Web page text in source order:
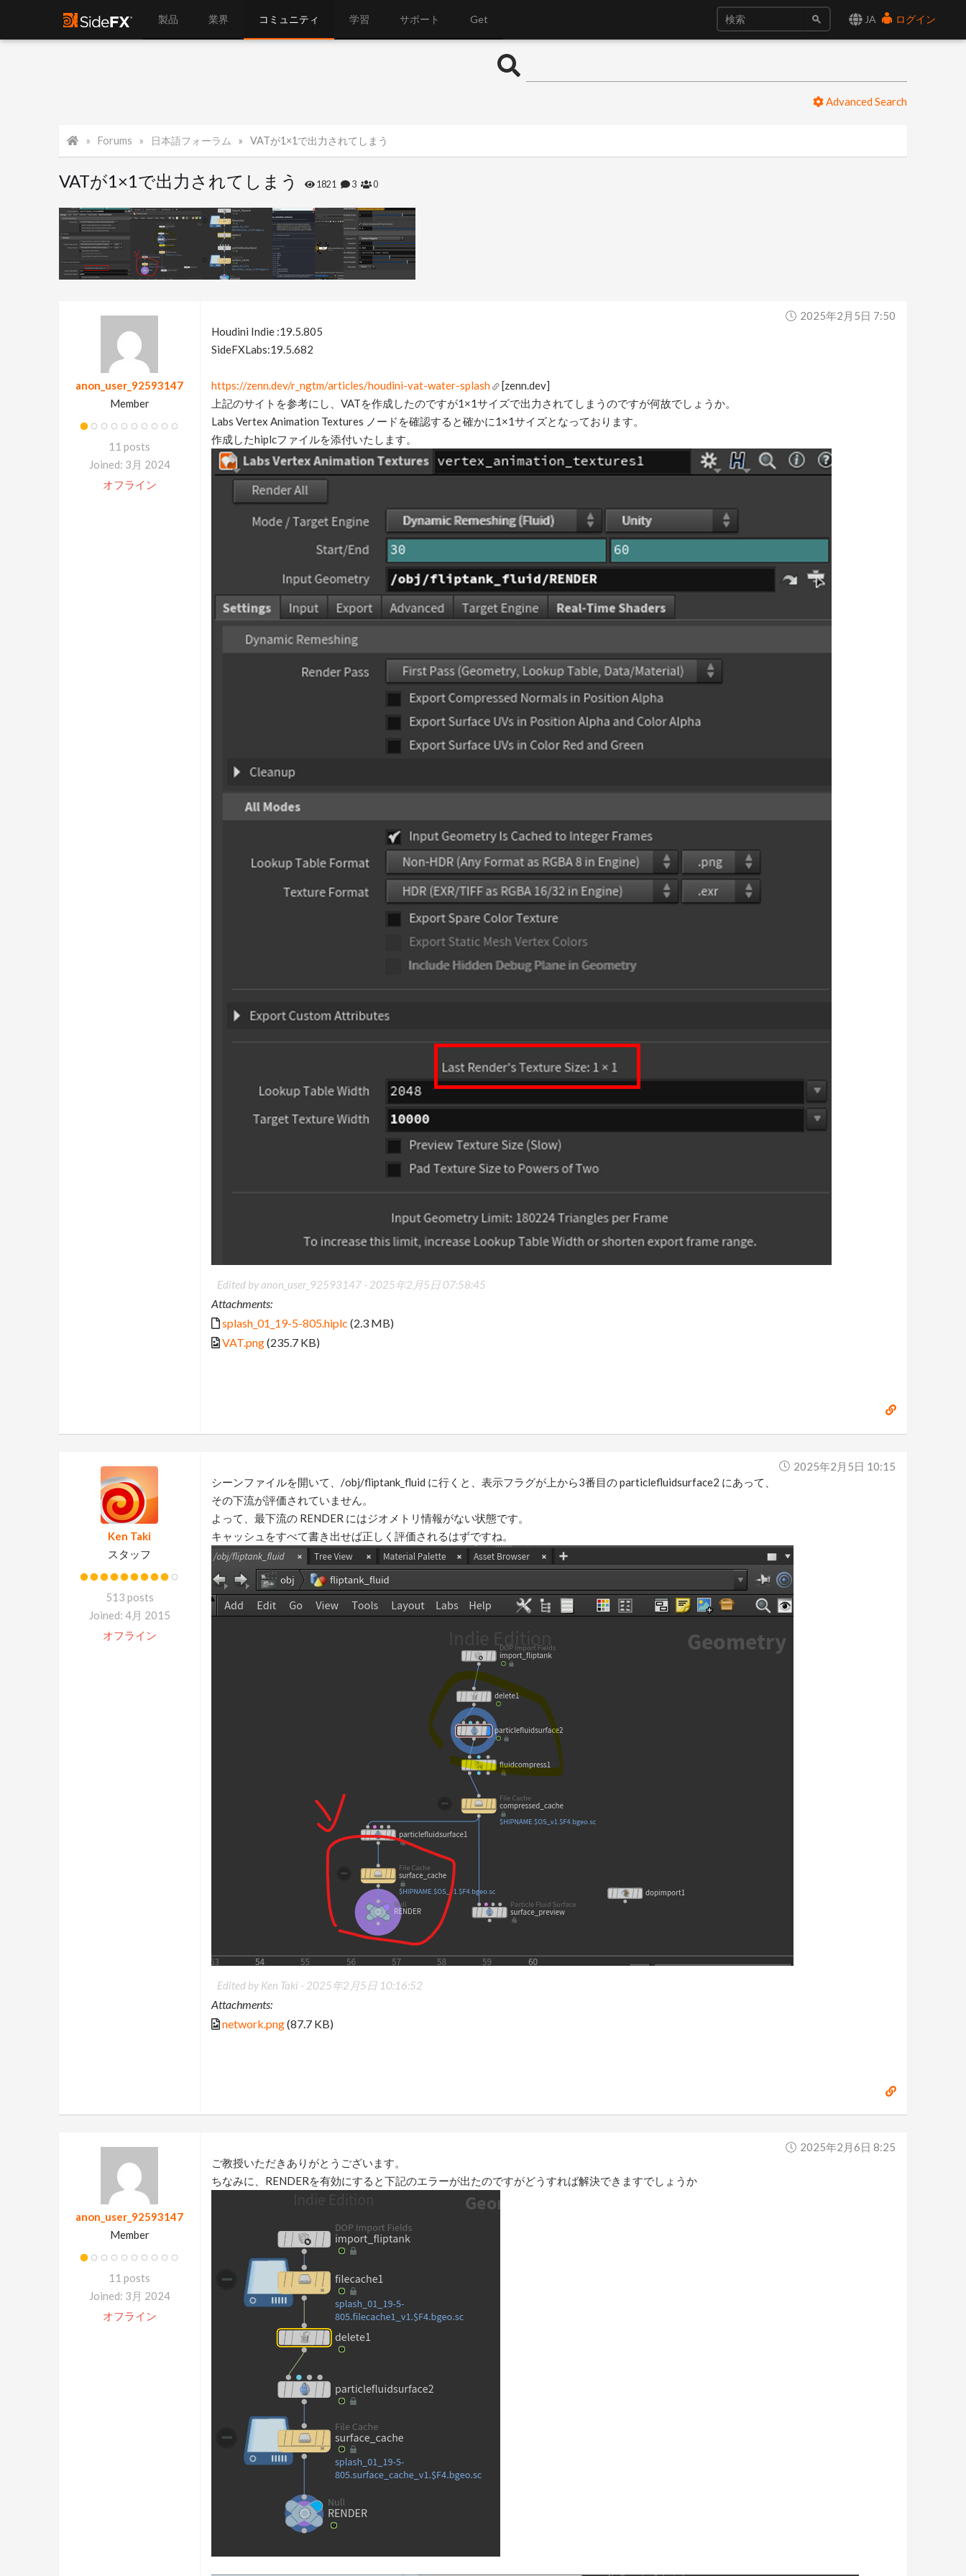
JA ログイン
製品 業界 コミュニティ 学習 サポート Get
Advanced Search
Forums 日本語フォーラム VATが1×1で出力されてしまう
VATが1×1で出力されてしまう 1821 3 0
anon_user_92593147
Member
11 posts
Joined: 3月 2024
オフライン
2025年2月5日 7:50
Houdini Indie :19.5.805
SideFXLabs:19.5.682
https://zenn.dev/r_ngtm/articles/houdini-vat-water-splash
[zenn.dev]
上記のサイトを参考にし、VATを作成したのですが1×1サイズで出力されてしまうのですが何故でしょうか。
Labs Vertex Animation Textures ノードを確認すると確かに1×1サイズとなっております。
作成したhiplcファイルを添付いたします。
Edited by anon_user_92593147 - 2025年2月5日 07:58:45
Attachments:
splash_01_19-5-805.hiplc (2.3 MB)
VAT.png(235.7 KB)
Ken Taki
スタッフ
513 posts
Joined: 4月 2015
オフライン
2025年2月5日 10:15
シーンファイルを開いて、/obj/fliptank_fluid に行くと、表示フラグが上から3番目の particlefluidsurface2 にあって、
その下流が評価されていません。
よって、最下流の RENDER にはジオメトリ情報がない状態です。
キャッシュをすべて書き出せば正しく評価されるはずですね。
Edited by Ken Taki - 2025年2月5日 10:16:52
Attachments:
network.png(87.7 KB)
anon_user_92593147
Member
11 posts
Joined: 3月 2024
オフライン
2025年2月6日 8:25
ご教授いただきありがとうございます。
ちなみに、RENDERを有効にすると下記のエラーが出たのですがどうすれば解決できますでしょうか